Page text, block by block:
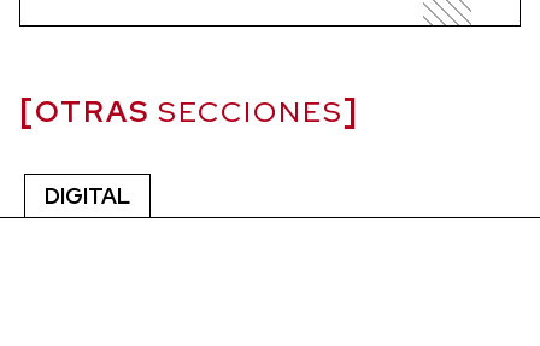
OTRAS SECCIONES
DIGITAL